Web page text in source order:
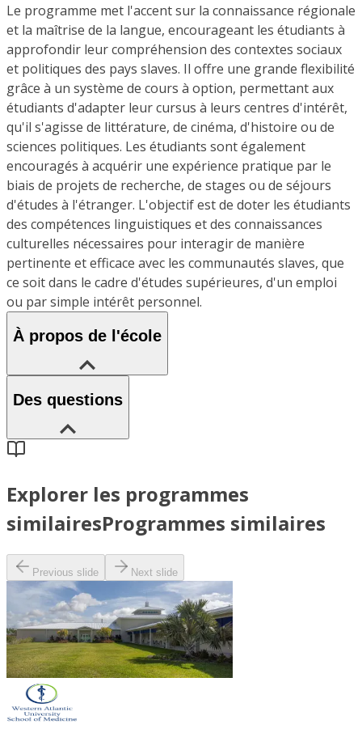
Le programme met l'accent sur la connaissance régionale
et la maîtrise de la langue, encourageant les étudiants à
approfondir leur compréhension des contextes sociaux
et politiques des pays slaves. Il offre une grande flexibilité
grâce à un système de cours à option, permettant aux
étudiants d'adapter leur cursus à leurs centres d'intérêt,
qu'il s'agisse de littérature, de cinéma, d'histoire ou de
sciences politiques. Les étudiants sont également
encouragés à acquérir une expérience pratique par le
biais de projets de recherche, de stages ou de séjours
d'études à l'étranger. L'objectif est de doter les étudiants
des compétences linguistiques et des connaissances
culturelles nécessaires pour interagir de manière
pertinente et efficace avec les communautés slaves, que
ce soit dans le cadre d'études supérieures, d'un emploi
ou par simple intérêt personnel.
À propos de l'école
Des questions
Explorer les programmes
similairesProgrammes similaires
Previous slide Next slide